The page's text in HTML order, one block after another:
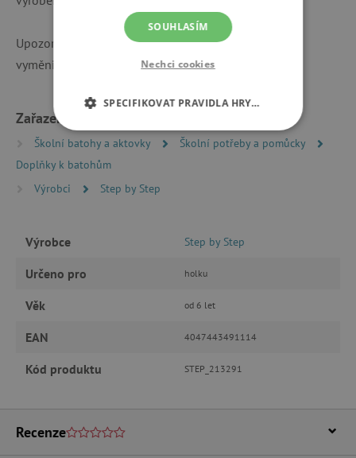
Upozornění pro spotřebitele: Baterie CR2032-3V lze
vyměnit na zadní straně obrázku.
Zařazeno v kategoriích
Školní batohy a aktovky
Školní potřeby a pomůcky
Doplňky k batohům
Výrobci
Step by Step
Výrobce Step by Step
Určeno pro holku
Věk od 6 let
EAN 4047443491114
Kód produktu STEP_213291
Recenze
SOUHLASÍM
Nechci cookies
SPECIFIKOVAT PRAVIDLA HRY…
NEZBYTNĚ NUTNÉ COOKIES
FUNKČNÍ SOUBORY
Funkční soubory
základní funkce webových stránek, jako je
přihlášení uživatele a správa účtu. Webové
stránky nelze bez nezbytně nutných souborů